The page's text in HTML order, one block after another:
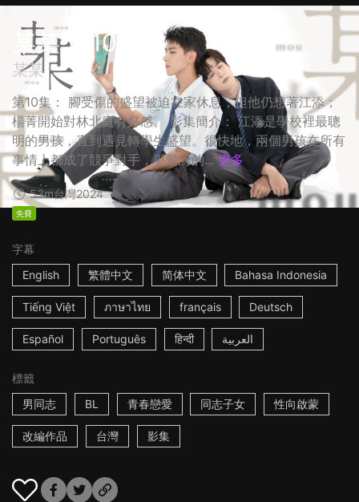
某某 第10集
某某
第10集： 腳受傷的盛望被迫在家休息，但他仍想著江添；
楊菁開始對林北庭有好感。 影集簡介： 江添是學校裡最聰
明的男孩，直到遇見轉學生盛望。很快地，兩個男孩在所有
事情上都成了競爭對手，更驚訝的... 更多
53m台灣2024
免費
字幕
English
繁體中文 简体中文 Bahasa Indonesia
Tiếng Việt ภาษาไทย français Deutsch
Español Português हिन्दी العربية
標籤
男同志
BL 青春戀愛 同志子女 性向啟蒙
改編作品 台灣 影集